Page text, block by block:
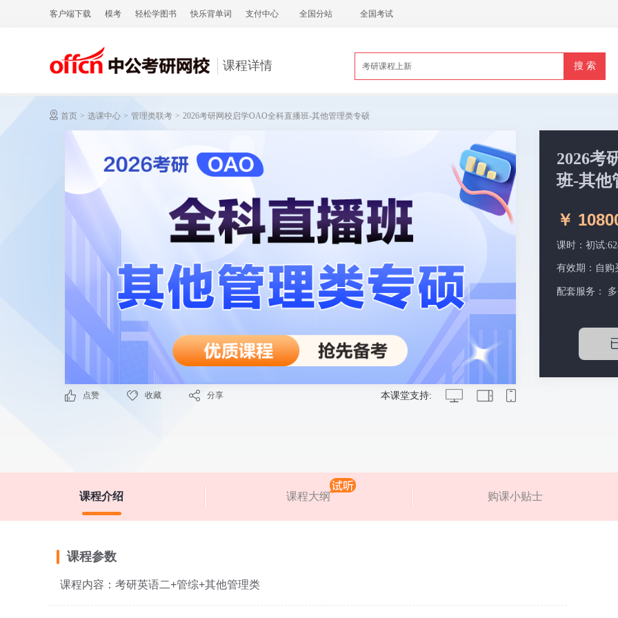
客户端下载 模考 轻松学图书 快乐背单词 支付中心 全国分站 全国考试
课程详情
首页 > 选课中心 > 管理类联考 > 2026考研网校启学OAO全科直播班-其他管理类专硕
点赞 收藏 分享 本课堂支持:
2026考
班-其他
￥
课时：初试
有效期： 自购
配套服务：
课程介绍 课程大纲 购课小贴士
课程参数
课程内容：考研英语二+管综+其他管理类